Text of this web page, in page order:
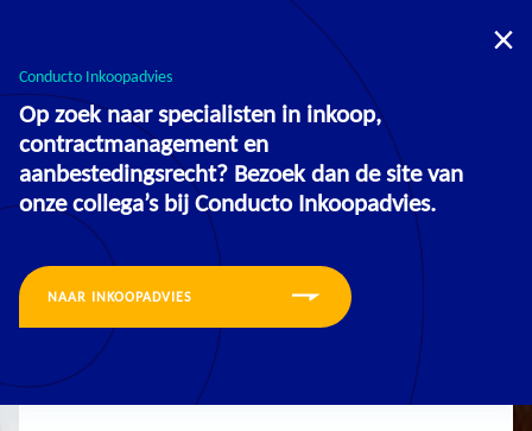
Inkoopadvies
Training
Van Feedback naar
Groei
Conducto Inkoopadvies
Op zoek naar specialisten in inkoop,
contractmanagement en
aanbestedingsrecht? Bezoek dan de site van
onze collega’s bij Conducto Inkoopadvies.
NAAR INKOOPADVIES